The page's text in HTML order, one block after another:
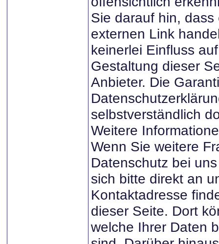
Sie darauf hin,
externen Link
keinerlei Einfluss
Gestaltung dieser
Anbieter. Die
selbstverständlich
Weitere
Wenn Sie weitere
Datenschutz bei
sich bitte direkt an
Kontaktadresse
dieser Seite. Dort
welche Ihrer Daten